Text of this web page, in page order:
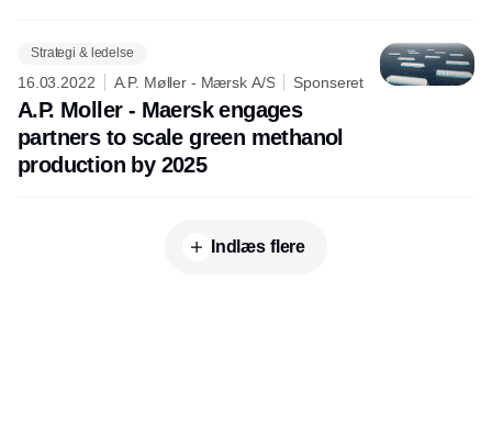
Strategi & ledelse
16.03.2022 A.P. Møller - Mærsk A/S Sponseret
A.P. Moller - Maersk engages
partners to scale green methanol
production by 2025
Indlæs flere